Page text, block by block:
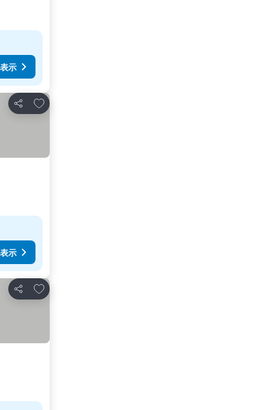
示
シェア
お気に入りに追加
示
シェア
お気に入りに追加